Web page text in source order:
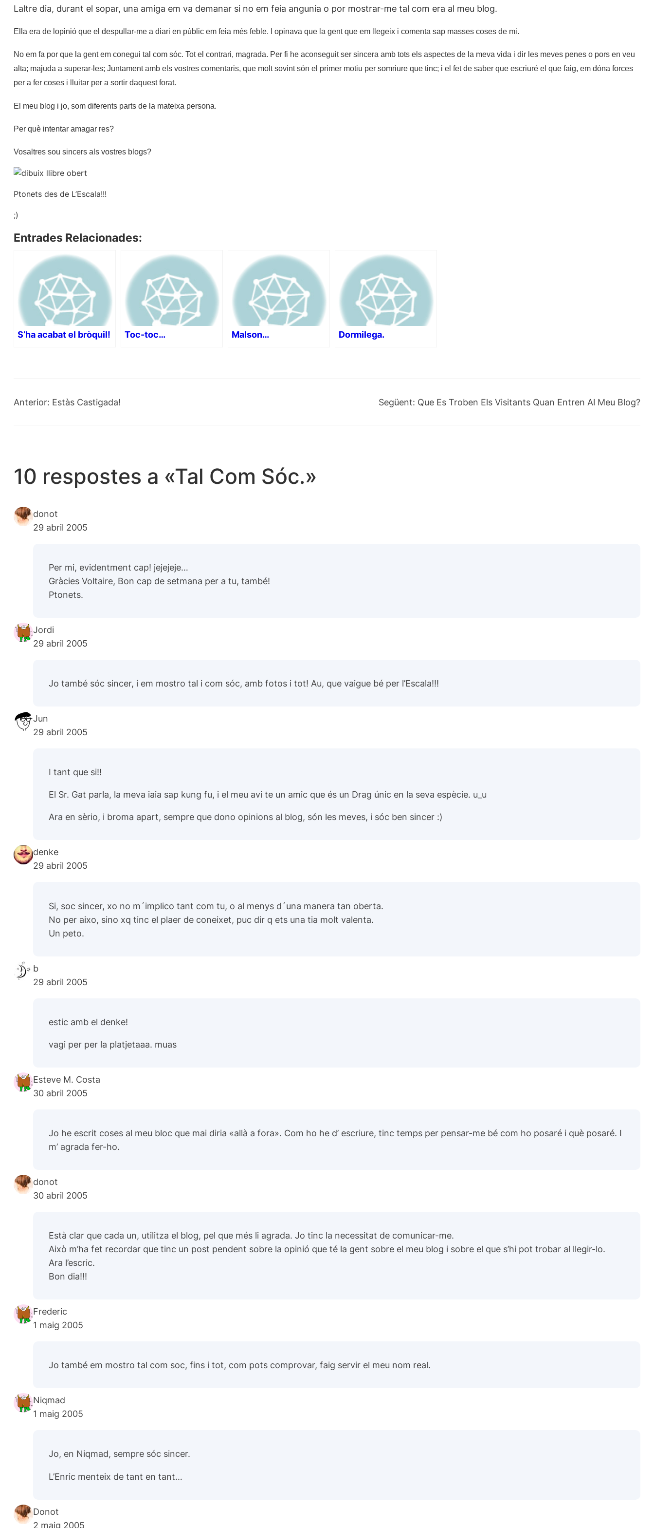
Laltre dia, durant el sopar, una amiga em va demanar si no em feia angunia o por mostrar-me tal com era al meu blog.
Ella era de lopinió que el despullar-me a diari en públic em feia més feble. I opinava que la gent que em llegeix i comenta sap masses coses de mi.
No em fa por que la gent em conegui tal com sóc. Tot el contrari, magrada. Per fi he aconseguit ser sincera amb tots els aspectes de la meva vida i dir les meves penes o pors en veu
alta; majuda a superar-les; Juntament amb els vostres comentaris, que molt sovint són el primer motiu per somriure que tinc; i el fet de saber que escriuré el que faig, em dóna forces
per a fer coses i lluitar per a sortir daquest forat.
El meu blog i jo, som diferents parts de la mateixa persona.
Per què intentar amagar res?
Vosaltres sou sincers als vostres blogs?
Ptonets des de L’Escala!!!
;)
Entrades Relacionades:
S’ha acabat el bròquil! Toc-toc… Malson… Dormilega.
Anterior: Estàs Castigada! Següent: Que Es Troben Els Visitants Quan Entren Al Meu Blog?
10 respostes a «Tal Com Sóc.»
donot
29 abril 2005
Per mi, evidentment cap! jejejeje…
Gràcies Voltaire, Bon cap de setmana per a tu, també!
Ptonets.
Jordi
29 abril 2005
Jo també sóc sincer, i em mostro tal i com sóc, amb fotos i tot! Au, que vaigue bé per l’Escala!!!
Jun
29 abril 2005
I tant que si!!
El Sr. Gat parla, la meva iaia sap kung fu, i el meu avi te un amic que és un Drag únic en la seva espècie. u_u
Ara en sèrio, i broma apart, sempre que dono opinions al blog, són les meves, i sóc ben sincer :)
denke
29 abril 2005
Si, soc sincer, xo no m´implico tant com tu, o al menys d´una manera tan oberta.
No per aixo, sino xq tinc el plaer de coneixet, puc dir q ets una tia molt valenta.
Un peto.
b
29 abril 2005
estic amb el denke!
vagi per per la platjetaaa. muas
Esteve M. Costa
30 abril 2005
Jo he escrit coses al meu bloc que mai diria «allà a fora». Com ho he d’ escriure, tinc temps per pensar-me bé com ho posaré i què posaré. I
m’ agrada fer-ho.
donot
30 abril 2005
Està clar que cada un, utilitza el blog, pel que més li agrada. Jo tinc la necessitat de comunicar-me.
Això m’ha fet recordar que tinc un post pendent sobre la opinió que té la gent sobre el meu blog i sobre el que s’hi pot trobar al llegir-lo.
Ara l’escric.
Bon dia!!!
Frederic
1 maig 2005
Jo també em mostro tal com soc, fins i tot, com pots comprovar, faig servir el meu nom real.
Niqmad
1 maig 2005
Jo, en Niqmad, sempre sóc sincer.
L’Enric menteix de tant en tant…
Donot
2 maig 2005